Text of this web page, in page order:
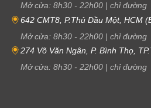
Mở cửa: 8h30 - 22h00 | chỉ đường
642 CMT8, P.Thủ Dầu Một, HCM
Mở cửa: 8h30 - 22h00 | chỉ đường
274 Võ Văn Ngân, P. Bình Thọ,
Mở cửa: 8h30 - 22h00 | chỉ đường